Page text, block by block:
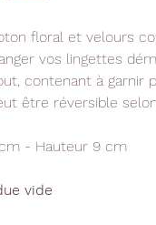
floral et velours
vos lingettes
contenant à garnir
être réversible
- Hauteur 9 cm
vide